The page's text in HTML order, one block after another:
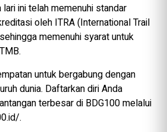
ini telah memenuhi standar
oleh ITRA (International Trail
memenuhi syarat untuk
untuk bergabung dengan
dunia. Daftarkan diri Anda
terbesar di BDG100 melalui
.